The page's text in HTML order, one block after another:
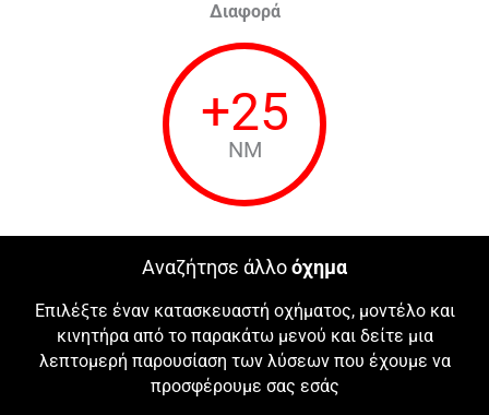
Διαφορά
+25
NM
Αναζήτησε άλλοόχημα
Επιλέξτε έναν κατασκευαστή οχήματος, μοντέλο και
κινητήρα από το παρακάτω μενού και δείτε μια
λεπτομερή παρουσίαση των λύσεων που έχουμε να
προσφέρουμε σας εσάς